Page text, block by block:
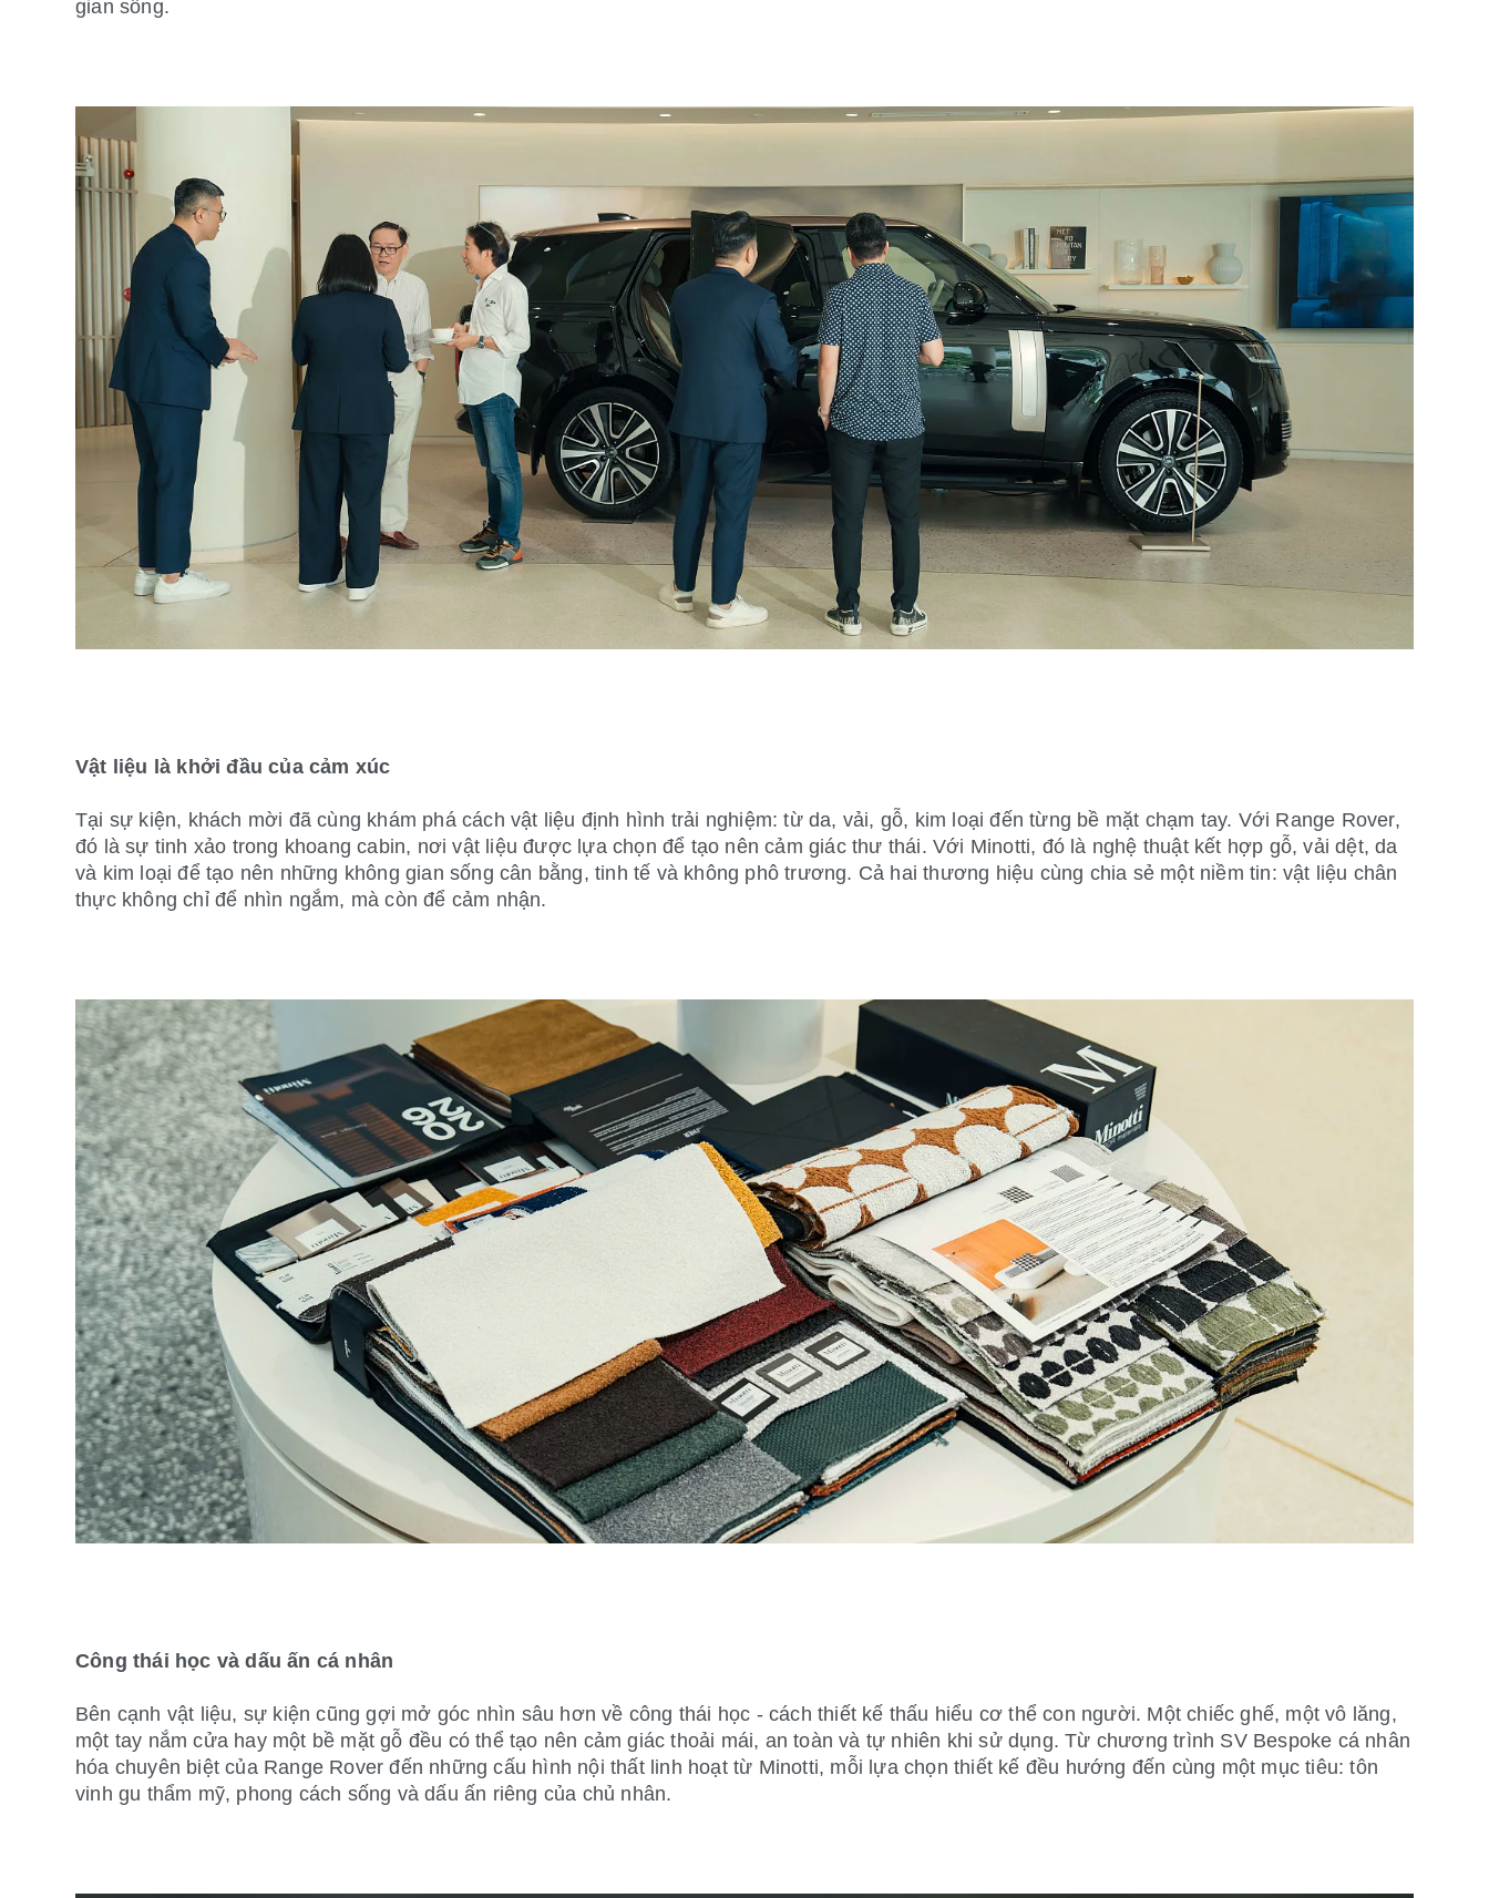
gian sống.
Vật liệu là khởi đầu của cảm xúc
Tại sự kiện, khách mời đã cùng khám phá cách vật liệu định hình trải nghiệm: từ da, vải, gỗ, kim loại đến từng bề mặt chạm tay. Với Range Rover,
đó là sự tinh xảo trong khoang cabin, nơi vật liệu được lựa chọn để tạo nên cảm giác thư thái. Với Minotti, đó là nghệ thuật kết hợp gỗ, vải dệt, da
và kim loại để tạo nên những không gian sống cân bằng, tinh tế và không phô trương. Cả hai thương hiệu cùng chia sẻ một niềm tin: vật liệu chân
thực không chỉ để nhìn ngắm, mà còn để cảm nhận.
Công thái học và dấu ấn cá nhân
Bên cạnh vật liệu, sự kiện cũng gợi mở góc nhìn sâu hơn về công thái học - cách thiết kế thấu hiểu cơ thể con người. Một chiếc ghế, một vô lăng,
một tay nắm cửa hay một bề mặt gỗ đều có thể tạo nên cảm giác thoải mái, an toàn và tự nhiên khi sử dụng. Từ chương trình SV Bespoke cá nhân
hóa chuyên biệt của Range Rover đến những cấu hình nội thất linh hoạt từ Minotti, mỗi lựa chọn thiết kế đều hướng đến cùng một mục tiêu: tôn
vinh gu thẩm mỹ, phong cách sống và dấu ấn riêng của chủ nhân.